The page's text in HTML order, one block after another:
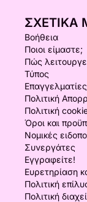
ΣΧΕΤΙΚΆ
Βοήθεια
Ποιοι είμαστε;
Πώς
Τύπος
Πολιτική
Πολιτική
Όροι και
Νομικές
Συνεργάτες
Εγγραφείτε!
Ευρετηρίαση
Πολιτική
Πολιτική